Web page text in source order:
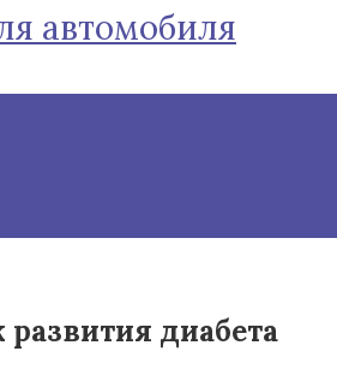
автомобиля
диабета